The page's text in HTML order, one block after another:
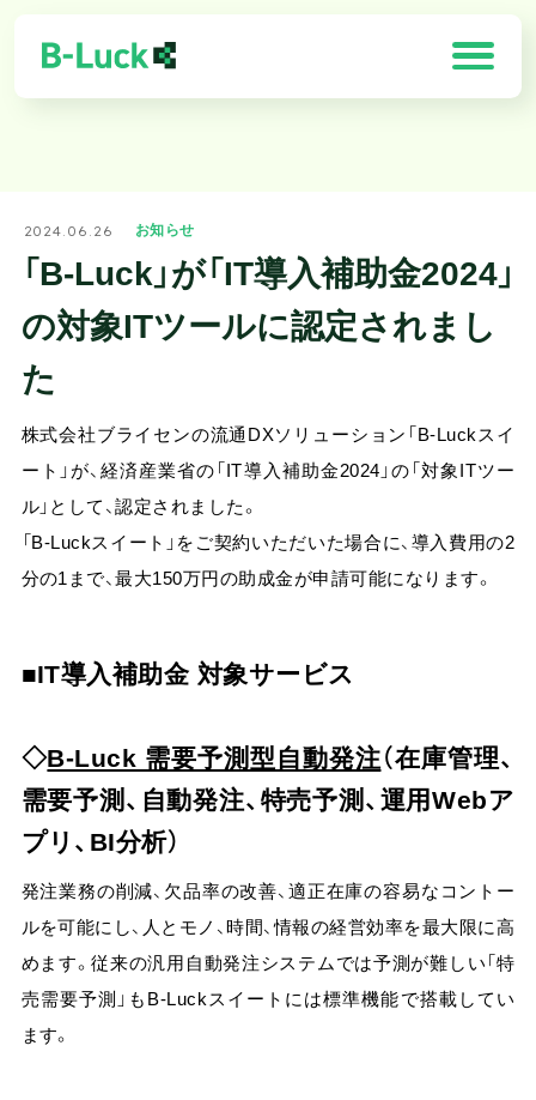
解決できる課題
お客様の声
需要予測×最適化ソリューション
よくある質問
AI Tips 会員限定
ニュース＆トピックス
コラム
ログイン
資料ダウンロード
2024.06.26 お知らせ
「B-Luck」が「IT導入補助金2024」
の対象ITツールに認定されまし
た
株式会社ブライセンの流通DXソリューション「B-Luckスイ
ート」が、経済産業省の「IT導入補助金2024」の「対象ITツー
ル」として、認定されました。
「B-Luckスイート」をご契約いただいた場合に、導入費用の2
分の1まで、最大150万円の助成金が申請可能になります。
IT導入補助金 対象サービス
B-Luck 需要予測型自動発注（在庫管理、
需要予測、自動発注、特売予測、運用Webア
プリ、BI分析）
発注業務の削減、欠品率の改善、適正在庫の容易なコントー
ルを可能にし、人とモノ、時間、情報の経営効率を最大限に高
めます。従来の汎用自動発注システムでは予測が難しい「特
売需要予測」もB-Luckスイートには標準機能で搭載してい
ます。